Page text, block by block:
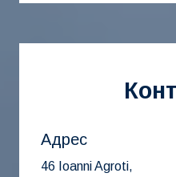
Адрес
46 Ioanni Agroti,